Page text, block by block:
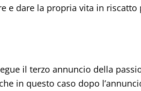
e dare la propria vita in riscatto
il terzo annuncio della
in questo caso dopo